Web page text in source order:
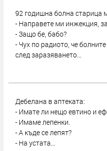
92 годишна болна старица
- Направете ми инжекция,
- Защо бе, бабо?
- Чух по радиото, че
след заразяването...
Дебелана в аптеката:
- Имате ли нещо евтино и
- Имаме лепенки.
- А къде се лепят?
- На устата...